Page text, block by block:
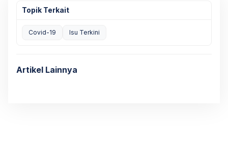
Topik Terkait
Covid-19 Isu Terkini
Artikel Lainnya